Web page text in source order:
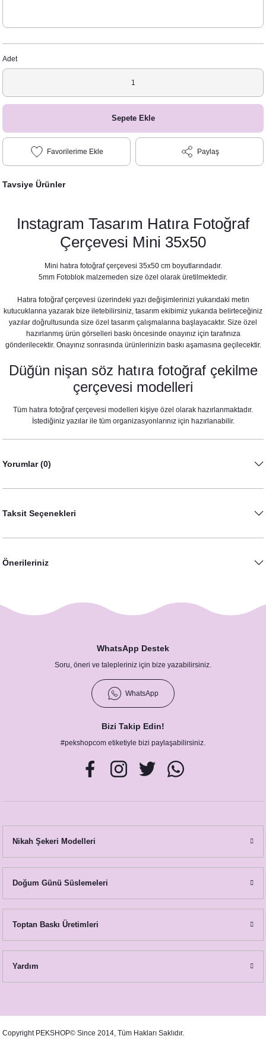
Adet
Sepete Ekle
Paylaş
Tavsiye Ürünler
1.600,00 TL
Instagram Tasarım Hatıra Fotoğraf
Çerçevesi Mini 35x50
Mini hatıra fotoğraf çerçevesi 35x50 cm boyutlarındadır.
5mm Fotoblok malzemeden size özel olarak üretilmektedir.
Hatıra fotoğraf çerçevesi üzerindeki yazı değişimlerinizi yukarıdaki metin
kutucuklarına yazarak bize iletebilirsiniz, tasarım ekibimiz yukarıda belirteceğiniz
yazılar doğrultusunda size özel tasarım çalışmalarına başlayacaktır. Size özel
hazırlanmış ürün görselleri baskı öncesinde onayınız için tarafınıza
gönderilecektir. Onayınız sonrasında ürünlerinizin baskı aşamasına geçilecektir.
Düğün nişan söz hatıra fotoğraf çekilme
çerçevesi modelleri
Tüm hatıra fotoğraf çerçevesi modelleri kişiye özel olarak hazırlanmaktadır.
İstediğiniz yazılar ile tüm organizasyonlarınız için hazırlanabilir.
Yorumlar (0)
Taksit Seçenekleri
Önerileriniz
WhatsApp Destek
Soru, öneri ve talepleriniz için bize yazabilirsiniz.
WhatsApp
Bizi Takip Edin!
#pekshopcom etiketiyle bizi paylaşabilirsiniz.
Nikah Şekeri Modelleri
Doğum Günü Süslemeleri
Toptan Baskı Üretimleri
Yardım
Copyright PEKSHOP© Since 2014, Tüm Hakları Saklıdır.